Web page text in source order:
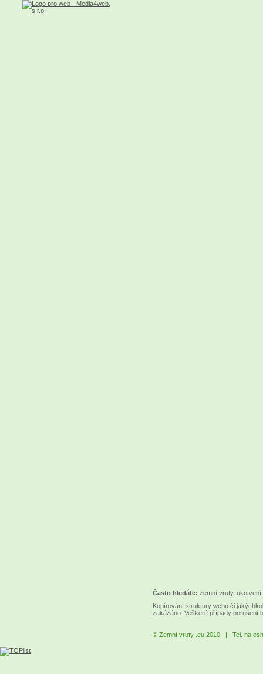
Často hledáte: zemní vruty, ukotvení
Kopírování struktury webu či
zakázáno. Veškeré případy porušení
© Zemní vruty .eu 2010 | Tel. na